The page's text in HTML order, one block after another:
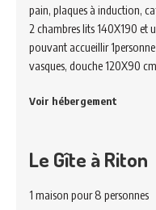
pain, plaques à induction,
2 chambres lits 140X190 et
pouvant accueillir
vasques, douche 120X90
Voir hébergement
Le Gîte à Riton
1 maison pour 8 personnes